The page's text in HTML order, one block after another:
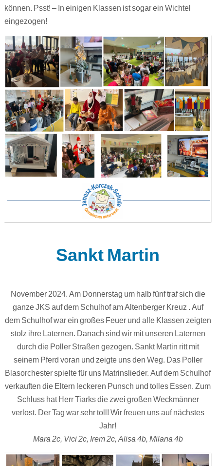
können. Psst! – In einigen Klassen ist sogar ein Wichtel
eingezogen!
Sankt Martin
November 2024. Am Donnerstag um halb fünf traf sich die
ganze JKS auf dem Schulhof am Altenberger Kreuz . Auf
dem Schulhof war ein großes Feuer und alle Klassen zeigten
stolz ihre Laternen. Danach sind wir mit unseren Laternen
durch die Poller Straßen gezogen. Sankt Martin ritt mit
seinem Pferd voran und zeigte uns den Weg. Das Poller
Blasorchester spielte für uns Matrinslieder. Auf dem Schulhof
verkauften die Eltern leckeren Punsch und tolles Essen. Zum
Schluss hat Herr Tiarks die zwei großen Weckmänner
verlost. Der Tag war sehr toll! Wir freuen uns auf nächstes
Jahr!
Mara 2c, Vici 2c, Irem 2c, Alisa 4b, Milana 4b